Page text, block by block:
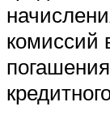
комиссий